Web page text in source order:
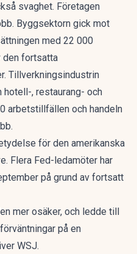
svaghet. Företagen
Byggsektorn gick mot
med 22 000
den fortsatta
Tillverkningsindustrin
hotell-, restaurang- och
arbetstillfällen och handeln
för den amerikanska
Flera Fed-ledamöter har
på grund av fortsatt
mer osäker, och ledde till
på en
WSJ.